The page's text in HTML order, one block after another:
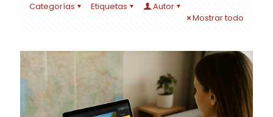
Categorías Etiquetas
Autor
Mostrar todo